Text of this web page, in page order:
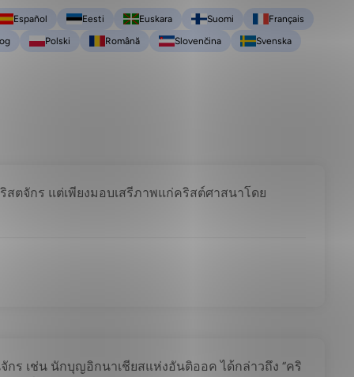
Español Eesti Euskara Suomi
Français
Polski Română Slovenčina Svenska
ตจักร แต่เพียงมอบเสรีภาพแก่คริสต์ศาสนาโดย
กร เช่น นักบุญอิกนาเชียสแห่งอันติออค ได้กล่าวถึง “คริ